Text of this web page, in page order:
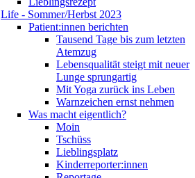
Life - Sommer/Herbst 2023
Patient:innen berichten
Tausend Tage bis zum letzten
Atemzug
Lebensqualität steigt mit neuer
Lunge sprungartig
Mit Yoga zurück ins Leben
Warnzeichen ernst nehmen
Was macht eigentlich?
Moin
Tschüss
Lieblingsplatz
Kinderreporter:innen